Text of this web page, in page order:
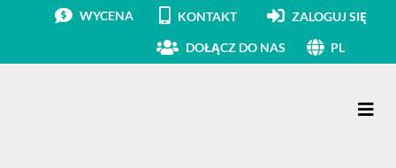
WYCENA KONTAKT ZALOGUJ SIĘ
DOŁĄCZ DO NAS PL